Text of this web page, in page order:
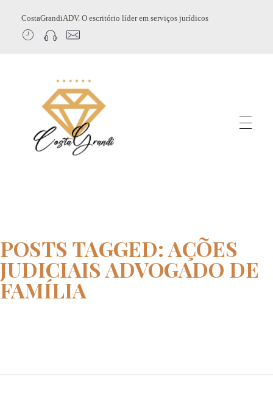
CostaGrandiADV. O escritório líder em serviços jurídicos
POSTS TAGGED: AÇÕES
JUDICIAIS ADVOGADO DE
FAMÍLIA